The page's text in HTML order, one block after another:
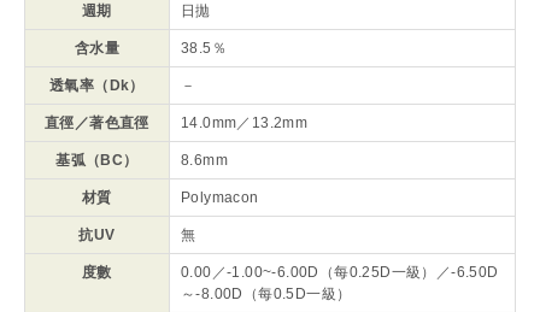
週期 日拋
含水量 38.5％
透氧率（Dk） －
直徑／著色直徑 14.0mm／13.2mm
基弧（BC） 8.6mm
材質 Polymacon
抗UV 無
度數
0.00／-1.00~-6.00D（每0.25D一級）／-6.50D
～-8.00D（每0.5D一級）